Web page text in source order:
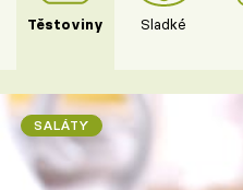
Těstoviny Sladké
SALÁTY